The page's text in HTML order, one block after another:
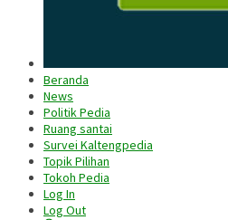
Beranda
News
Politik Pedia
Ruang santai
Survei Kaltengpedia
Topik Pilihan
Tokoh Pedia
Log In
Log Out